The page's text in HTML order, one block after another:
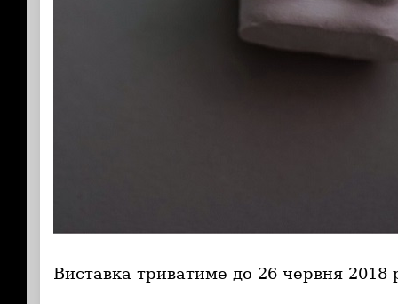
Виставка триватиме до 26 червня 2018